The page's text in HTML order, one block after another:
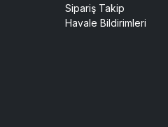
Sipariş Takip
Havale Bildirimleri